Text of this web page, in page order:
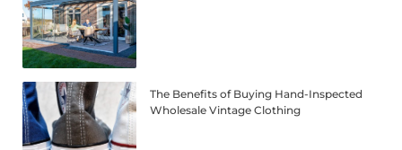
The Benefits of Buying Hand-Inspected
Wholesale Vintage Clothing